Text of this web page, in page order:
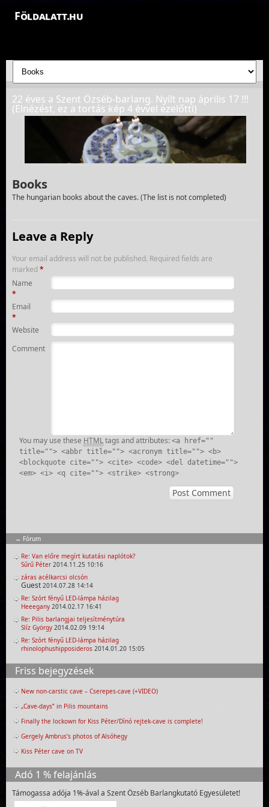
Földalatt.hu
Felfedezések a föld alatt - feltáró barlangkutatások
22 éves a Szent Özséb-barlang. Nyílt nap április 17 !!!
(Elnézést, ez a tortás kép 4 évvel ezelőtti)
Books
The hungarian books about the caves. (The list is not completed)
Leave a Reply
Your email address will not be published. Required fields are
marked*
Name
*
Email
*
Website
Comment
You may use these HTMLtags and attributes: <a href=""
title=""> <abbr title=""> <acronym title=""> <b>
<blockquote cite=""> <cite> <code> <del datetime="">
<em> <i> <q cite=""> <strike> <strong>
Fórum
Re: Van előre megírt kutatási naplótok?
Sűrű Péter 2014.11.25 10:16
záras acélkarcsi olcsón
Guest 2014.07.28 14:14
Re: Szórt fényű LED-lámpa házilag
Heeegany 2014.02.17 16:41
Re: Pilis barlangjai teljesítménytúra
Slíz György 2014.02.09 19:14
Re: Szórt fényű LED-lámpa házilag
rhinolophushipposideros 2014.01.20 15:05
Friss bejegyzések
New non-carstic cave – Cserepes-cave (+VIDEO)
„Cave-days” in Pilis mountains
Finally the lockown for Kiss Péter/Dínó rejtek-cave is complete!
Gergely Ambrus’s photos of Alsóhegy
Kiss Péter cave on TV
Adó 1 % felajánlás
Támogassa adója 1%-ával a Szent Özséb Barlangkutató Egyesületet!